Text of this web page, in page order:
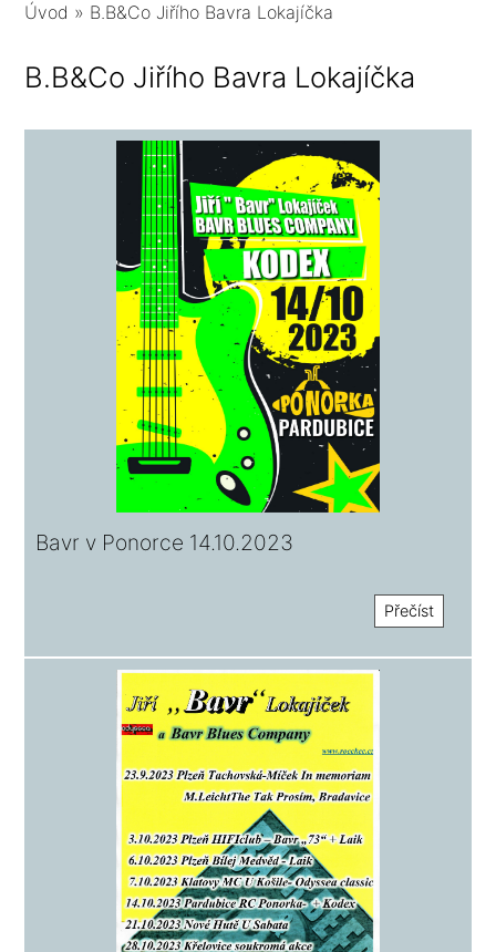
Úvod » B.B&Co Jiřího Bavra Lokajíčka
B.B&Co Jiřího Bavra Lokajíčka
Bavr v Ponorce 14.10.2023
Přečíst